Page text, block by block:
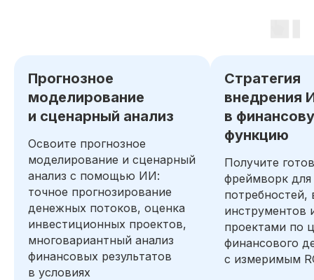
Прогнозное
моделирование
и сценарный анализ
Освоите прогнозное
моделирование и сценарный
анализ с помощью ИИ:
точное прогнозирование
денежных потоков, оценка
инвестиционных проектов,
многовариантный анализ
финансовых результатов
в условиях
Стратегия
внедрения
в
функцию
Получите
фреймворк
потребностей,
инструментов
проектами по
финансового
с измеримым
оценить качество программы,
обоснованное решение без лишних
сомнений
Попробовать 48 часов бесплатно